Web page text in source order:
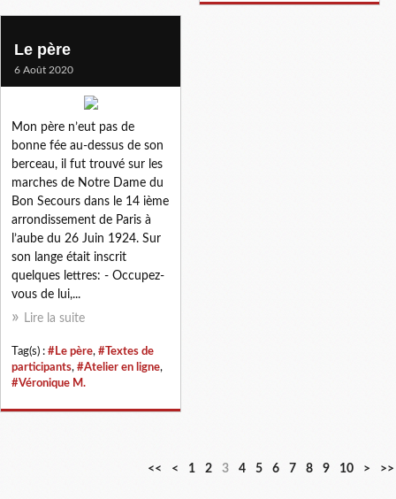
Le père
6 Août 2020
Mon père n’eut pas de
bonne fée au-dessus de son
berceau, il fut trouvé sur les
marches de Notre Dame du
Bon Secours dans le 14 ième
arrondissement de Paris à
l’aube du 26 Juin 1924. Sur
son lange était inscrit
quelques lettres: - Occupez-
vous de lui,...
Lire la suite
Tag(s) : #Le père, #Textes de
participants, #Atelier en ligne,
#Véronique M.
<< < 1 2 3 4 5 6 7 8 9 10 > >>